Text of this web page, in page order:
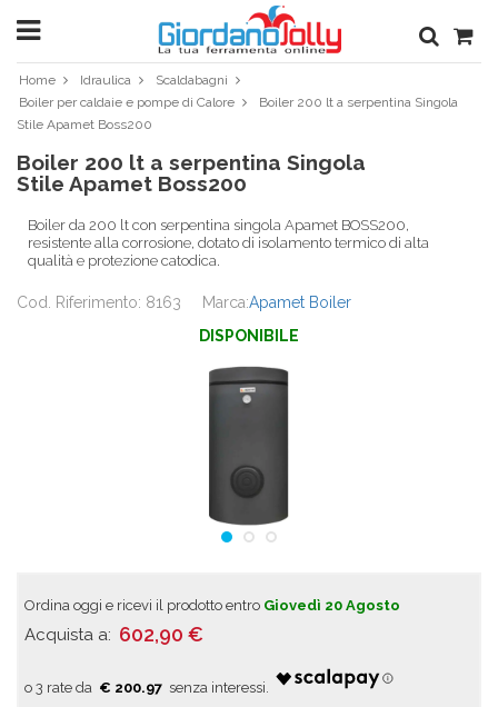
Home Idraulica
Scaldabagni
Boiler per caldaie e pompe di Calore
Boiler 200 lt a serpentina Singola
Stile Apamet Boss200
Boiler 200 lt a serpentina Singola
Stile Apamet Boss200
Boiler da 200 lt con serpentina singola Apamet BOSS200,
resistente alla corrosione, dotato di isolamento termico di alta
qualità e protezione catodica.
Cod. Riferimento: 8163 Marca:Apamet Boiler
DISPONIBILE
Ordina oggi e ricevi il prodotto entro Giovedì 20 Agosto
Acquista a: 602,90 €
€ 200.97